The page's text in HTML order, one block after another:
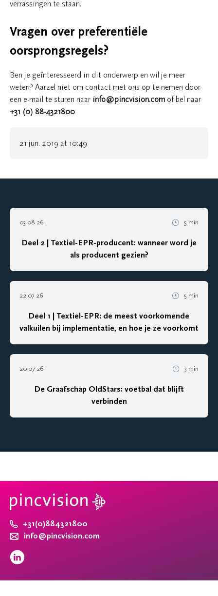
verrassingen te staan.
Vragen over preferentiële
oorsprongsregels?
Ben je geïnteresseerd in dit onderwerp en wil je meer
weten? Aarzel niet om contact met ons op te nemen door
een e-mail te sturen naar info@pincvision.com of bel naar
+31 (0) 88-4321800
21 jun. 2019 at 10:49
03 08 26 5 min
Deel 2 | Textiel-EPR-producent: wanneer word je
als producent gezien?
22 07 26 5 min
Deel 1 | Textiel-EPR: de meest voorkomende
valkuilen bij implementatie, en hoe je ze voorkomt
20 07 26 3 min
De Graafschap OldStars: voetbal dat blijft
verbinden
+31(0)884321800
info@pincvision.com